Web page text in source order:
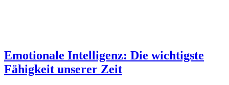
Emotionale Intelligenz: Die wichtigste
Fähigkeit unserer ZeitEmotionale